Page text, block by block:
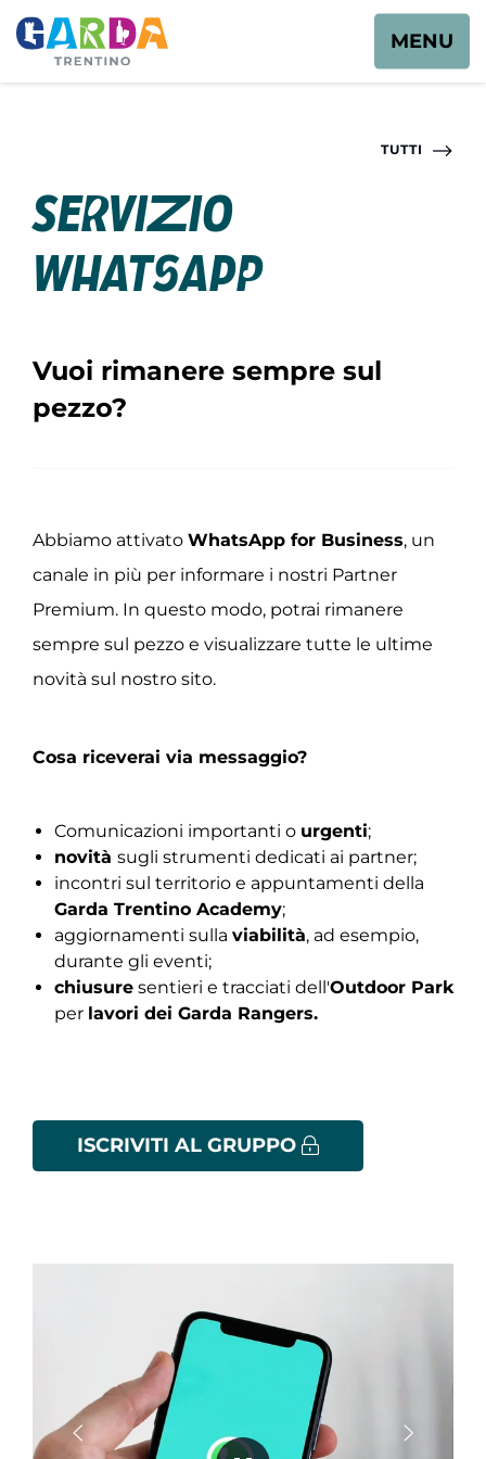
MENU
TUTTI
Servizio
Whatsapp
Vuoi rimanere sempre sul
pezzo?
Abbiamo attivato WhatsApp for Business, un
canale in più per informare i nostri Partner
Premium. In questo modo, potrai rimanere
sempre sul pezzo e visualizzare tutte le ultime
novità sul nostro sito.
Cosa riceverai via messaggio?
Comunicazioni importanti o urgenti;
novità sugli strumenti dedicati ai partner;
incontri sul territorio e appuntamenti della
Garda Trentino Academy;
aggiornamenti sulla viabilità, ad esempio,
durante gli eventi;
chiusure sentieri e tracciati dell'Outdoor Park
per lavori dei Garda Rangers.
ISCRIVITI AL GRUPPO